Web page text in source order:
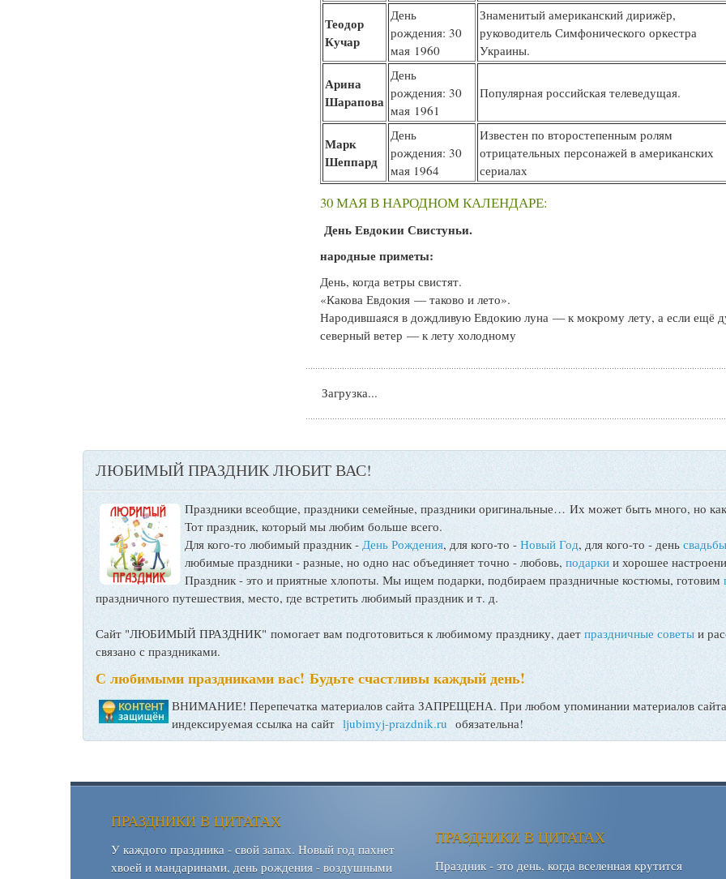
Теодор
Кучар
День
рождения: 30
мая 1960
Знаменитый американский дирижёр,
руководитель Симфонического оркестра
Украины.
Арина
Шарапова
День
рождения: 30
мая 1961
Популярная российская телеведущая.
Марк
Шеппард
День
рождения: 30
мая 1964
Известен по второстепенным ролям
отрицательных персонажей в американских
сериалах
30 МАЯ В НАРОДНОМ КАЛЕНДАРЕ:
День Евдокии Свистуньи.
народные приметы:
День, когда ветры свистят.
«Какова Евдокия — таково и лето».
Народившаяся в дождливую Евдокию луна — к мокрому лету, а если ещё
северный ветер — к лету холодному
Загрузка...
ЛЮБИМЫЙ ПРАЗДНИК ЛЮБИТ ВАС!
Праздники всеобщие, праздники семейные, праздники оригинальные… Их может быть много, но
Тот праздник, который мы любим больше всего.
Для кого-то любимый праздник -День Рождения, для кого-то - Новый Год, для кого-то - день свадьбы
любимые праздники - разные, но одно нас объединяет точно - любовь, подарки и хорошее
Праздник - это и приятные хлопоты. Мы ищем подарки, подбираем праздничные костюмы, готовим
праздничного путешествия, место, где встретить любимый праздник и т. д.
Сайт "ЛЮБИМЫЙ ПРАЗДНИК" помогает вам подготовиться к любимому празднику, даетпраздничные советыи
связано с праздниками.
С любимыми праздниками вас! Будьте счастливы каждый день!
ВНИМАНИЕ! Перепечатка материалов сайта ЗАПРЕЩЕНА. При любом упоминании материалов
индексируемая ссылка на сайт ljubimyj-prazdnik.ru обязательна!
ПРАЗДНИКИ В ЦИТАТАХ
У каждого праздника - свой запах. Новый год пахнет
хвоей и мандаринами, день рождения - воздушными
ПРАЗДНИКИ В ЦИТАТАХ
Праздник - это день, когда вселенная крутится